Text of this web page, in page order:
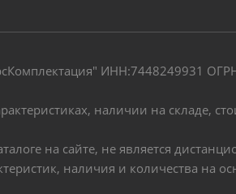
ИНН:7448249931
наличии на складе,
на сайте, не является
наличия и количества